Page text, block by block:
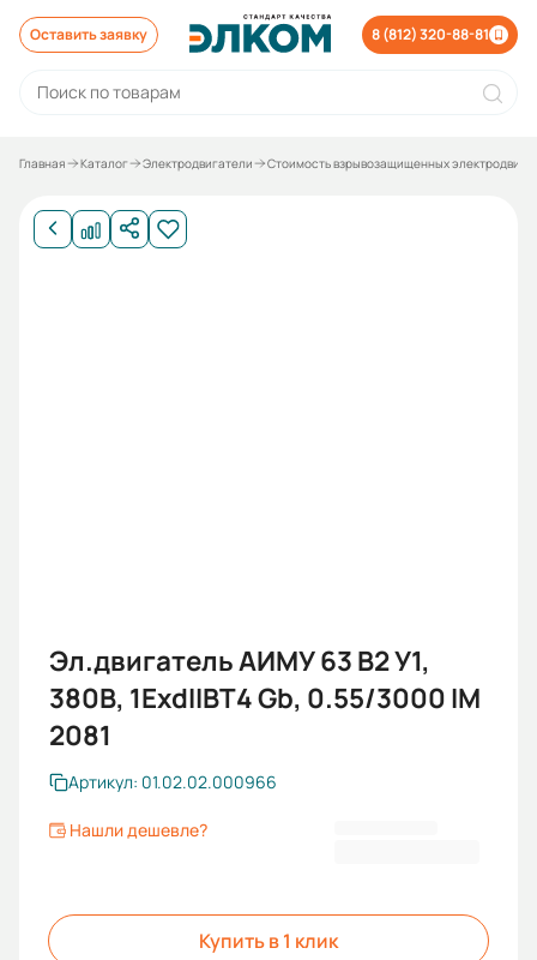
Оставить заявку 8 (812) 320-88-81
Главная Каталог Электродвигатели Стоимость взрывозащищенных
Эл.двигатель АИМУ 63 В2 У1,
380В, 1ExdIIBT4 Gb, 0.55/3000 IM
2081
Артикул: 01.02.02.000966
Нашли дешевле?
Купить в 1 клик